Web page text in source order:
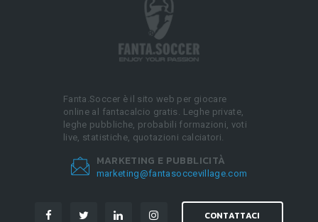
Fanta.Soccer è il sito web per giocare
online al fantacalcio gratis. Leghe private,
leghe pubbliche, probabili formazioni, voti
live, statistiche, quotazioni calciatori.
MARKETING E PUBBLICITÀ
marketing@fantasoccevillage.com
CONTATTACI